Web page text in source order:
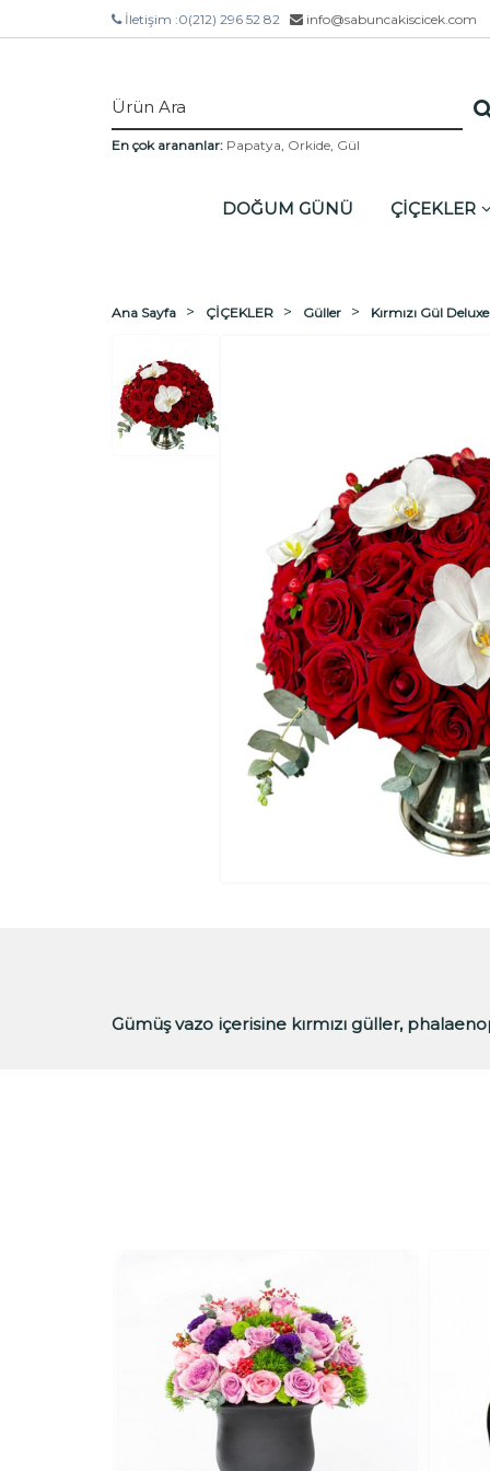
İletişim :0(212) 296 52 82 info@sabuncakiscicek.com
En çok arananlar: Papatya, Orkide, Gül
DOĞUM GÜNÜ ÇİÇEKLER
Ana Sayfa ÇİÇEKLER Güller Kırmızı Gül
Gümüş vazo içerisine kırmızı güller,